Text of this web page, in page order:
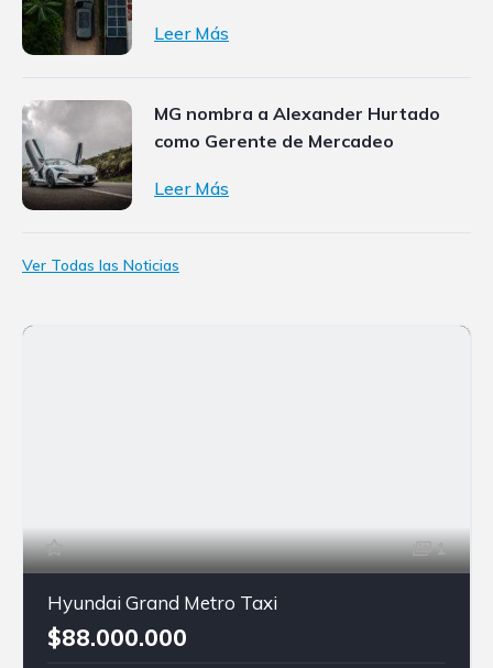
Leer Más
MG nombra a Alexander Hurtado
como Gerente de Mercadeo
Leer Más
Ver Todas las Noticias
1
Hyundai Grand Metro Taxi
$88.000.000